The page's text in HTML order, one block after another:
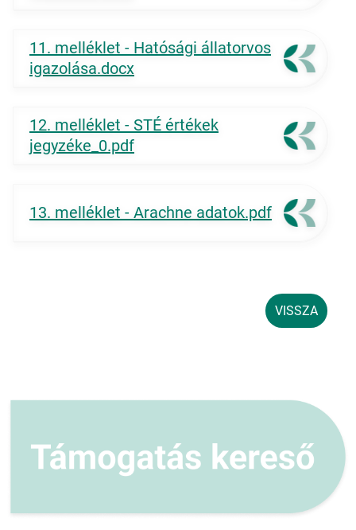
11. melléklet - Hatósági állatorvos
igazolása.docx
12. melléklet - STÉ értékek
jegyzéke_0.pdf
13. melléklet - Arachne adatok.pdf
VISSZA